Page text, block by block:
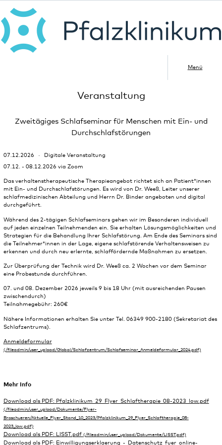
Menü
Veranstaltung
Zweitägiges Schlafseminar für Menschen mit Ein- und
Durchschlafstörungen
07.12.2026 Digitale Veranstaltung
07.12. - 08.12.2026 via Zoom
Das verhaltenstherapeutische Therapieangebot richtet sich an Patient*innen
mit Ein- und Durchschlafstörungen. Es wird von Dr. Weeß, Leiter unserer
schlafmedizinischen Abteilung und Herrn Dr. Binder angeboten und digital
durchgeführt.
Während des 2-tägigen Schlafseminars gehen wir im Besonderen individuell
auf jeden einzelnen Teilnehmenden ein. Sie erhalten Lösungsmöglichkeiten und
Strategien für die Behandlung Ihrer Schlafstörung. Am Ende des Seminars sind
die Teilnehmer*innen in der Lage, eigene schlafstörende Verhaltensweisen zu
erkennen und durch neu erlernte, schlaffördernde Maßnahmen zu ersetzen.
Zur Überprüfung der Technik wird Dr. Weeß ca. 2 Wochen vor dem Seminar
eine Probestunde durchführen.
07. und 08. Dezember 2026 jeweils 9 bis 18 Uhr (mit ausreichenden Pausen
zwischendurch)
Teilnahmegebühr: 260€
Nähere Informationen erhalten Sie unter Tel. 06349 900-2180 (Sekretariat des
Schlafzentrums).
Anmeldeformular
Mehr Info
Download als PDF: Pfalzklinikum_29_Flyer_Schlaftherapie_08-2023_low.pdf
Download als PDF: LISST.pdf
Download als PDF: Einwilligungserklaerung_-_Datenschutz_fuer_online-